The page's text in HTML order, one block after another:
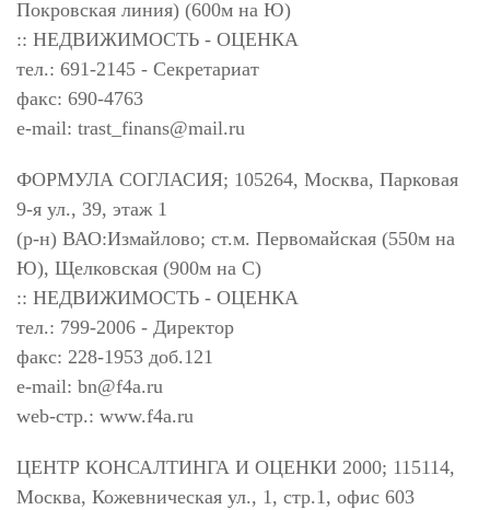
Покровская линия) (600м на Ю)
:: НЕДВИЖИМОСТЬ - ОЦЕНКА
тел.: 691-2145 - Секретариат
факс: 690-4763
e-mail: trast_finans@mail.ru
ФОРМУЛА СОГЛАСИЯ; 105264, Москва, Парковая
9-я ул., 39, этаж 1
(р-н) ВАО:Измайлово; ст.м. Первомайская (550м на
Ю), Щелковская (900м на С)
:: НЕДВИЖИМОСТЬ - ОЦЕНКА
тел.: 799-2006 - Директор
факс: 228-1953 доб.121
e-mail: bn@f4a.ru
web-стр.: www.f4a.ru
ЦЕНТР КОНСАЛТИНГА И ОЦЕНКИ 2000; 115114,
Москва, Кожевническая ул., 1, стр.1, офис 603